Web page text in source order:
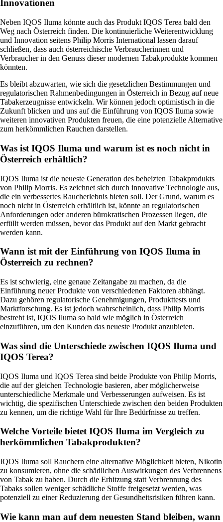
Innovationen
Neben IQOS Iluma könnte auch das Produkt IQOS Terea bald den
Weg nach Österreich finden. Die kontinuierliche Weiterentwicklung
und Innovation seitens Philip Morris International lassen darauf
schließen, dass auch österreichische Verbraucherinnen und
Verbraucher in den Genuss dieser modernen Tabakprodukte kommen
könnten.
Es bleibt abzuwarten, wie sich die gesetzlichen Bestimmungen und
regulatorischen Rahmenbedingungen in Österreich in Bezug auf neue
Tabakerzeugnisse entwickeln. Wir können jedoch optimistisch in die
Zukunft blicken und uns auf die Einführung von IQOS Iluma sowie
weiteren innovativen Produkten freuen, die eine potenzielle Alternative
zum herkömmlichen Rauchen darstellen.
Was ist IQOS Iluma und warum ist es noch nicht in
Österreich erhältlich?
IQOS Iluma ist die neueste Generation des beheizten Tabakprodukts
von Philip Morris. Es zeichnet sich durch innovative Technologie aus,
die ein verbessertes Raucherlebnis bieten soll. Der Grund, warum es
noch nicht in Österreich erhältlich ist, könnte an regulatorischen
Anforderungen oder anderen bürokratischen Prozessen liegen, die
erfüllt werden müssen, bevor das Produkt auf den Markt gebracht
werden kann.
Wann ist mit der Einführung von IQOS Iluma in
Österreich zu rechnen?
Es ist schwierig, eine genaue Zeitangabe zu machen, da die
Einführung neuer Produkte von verschiedenen Faktoren abhängt.
Dazu gehören regulatorische Genehmigungen, Produkttests und
Marktforschung. Es ist jedoch wahrscheinlich, dass Philip Morris
bestrebt ist, IQOS Iluma so bald wie möglich in Österreich
einzuführen, um den Kunden das neueste Produkt anzubieten.
Was sind die Unterschiede zwischen IQOS Iluma und
IQOS Terea?
IQOS Iluma und IQOS Terea sind beide Produkte von Philip Morris,
die auf der gleichen Technologie basieren, aber möglicherweise
unterschiedliche Merkmale und Verbesserungen aufweisen. Es ist
wichtig, die spezifischen Unterschiede zwischen den beiden Produkten
zu kennen, um die richtige Wahl für Ihre Bedürfnisse zu treffen.
Welche Vorteile bietet IQOS Iluma im Vergleich zu
herkömmlichen Tabakprodukten?
IQOS Iluma soll Rauchern eine alternative Möglichkeit bieten, Nikotin
zu konsumieren, ohne die schädlichen Auswirkungen des Verbrennens
von Tabak zu haben. Durch die Erhitzung statt Verbrennung des
Tabaks sollen weniger schädliche Stoffe freigesetzt werden, was
potenziell zu einer Reduzierung der Gesundheitsrisiken führen kann.
Wie kann man auf dem neuesten Stand bleiben, wann